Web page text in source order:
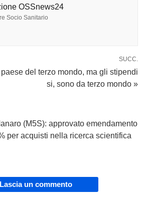
OSSnews24
Socio Sanitario
SUCC.
paese del terzo mondo, ma gli stipendi
si, sono da terzo mondo »
(M5S): approvato emendamento
per acquisti nella ricerca scientifica
Lascia un commento